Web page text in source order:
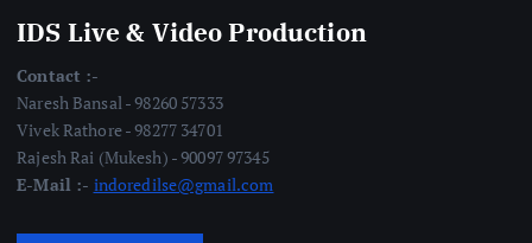
IDS Live & Video Production
Contact :-
Naresh Bansal - 98260 57333
Vivek Rathore - 98277 34701
Rajesh Rai (Mukesh) - 90097 97345
E-Mail :- indoredilse@gmail.com